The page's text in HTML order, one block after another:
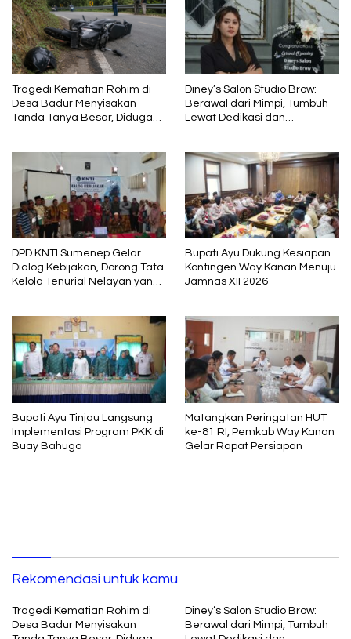
Tragedi Kematian Rohim di
Desa Badur Menyisakan
Tanda Tanya Besar, Diduga
Diney’s Salon Studio Brow:
Berawal dari Mimpi, Tumbuh
Lewat Dedikasi dan
DPD KNTI Sumenep Gelar
Dialog Kebijakan, Dorong Tata
Kelola Tenurial Nelayan yang
Bupati Ayu Dukung Kesiapan
Kontingen Way Kanan Menuju
Jamnas XII 2026
Bupati Ayu Tinjau Langsung
Implementasi Program PKK di
Buay Bahuga
Matangkan Peringatan HUT
ke-81 RI, Pemkab Way Kanan
Gelar Rapat Persiapan
Rekomendasi untuk kamu
Tragedi Kematian Rohim di
Desa Badur Menyisakan
Diney’s Salon Studio Brow:
Berawal dari Mimpi, Tumbuh